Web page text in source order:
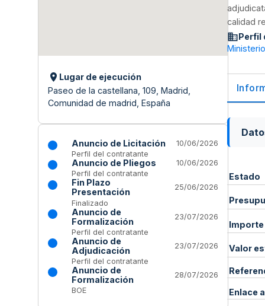
Lugar de ejecución
Paseo de la castellana, 109, Madrid,
Comunidad de madrid, España
Anuncio de Licitación
10/06/2026
Perfil del contratante
Anuncio de Pliegos
10/06/2026
Perfil del contratante
Fin Plazo
Presentación
25/06/2026
Finalizado
Anuncio de
Formalización
23/07/2026
Perfil del contratante
Anuncio de
Adjudicación
23/07/2026
Perfil del contratante
Anuncio de
Formalización
28/07/2026
BOE
calidad
Perfil
Estado
Valor
Enlace